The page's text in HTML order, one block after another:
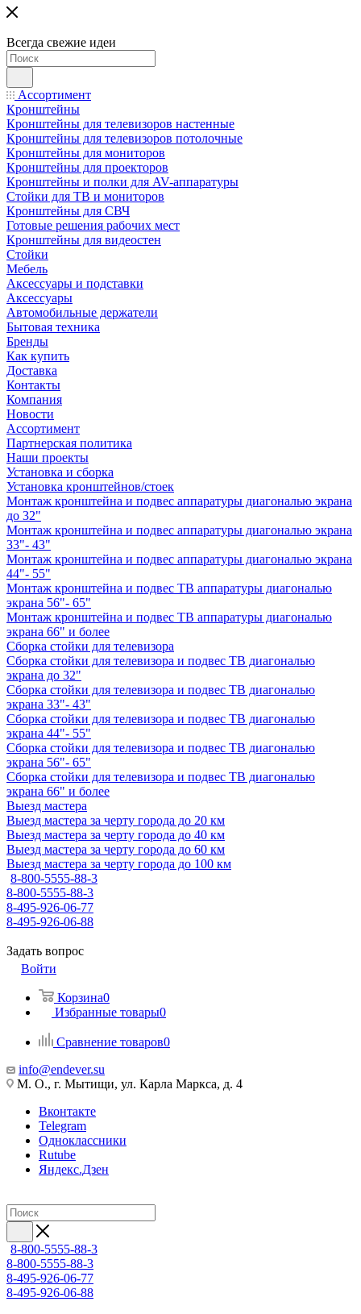
Всегда свежие идеи
Ассортимент
Кронштейны
Кронштейны для телевизоров настенные
Кронштейны для телевизоров потолочные
Кронштейны для мониторов
Кронштейны для проекторов
Кронштейны и полки для AV-аппаратуры
Стойки для ТВ и мониторов
Кронштейны для СВЧ
Готовые решения рабочих мест
Кронштейны для видеостен
Стойки
Мебель
Аксессуары и подставки
Аксессуары
Автомобильные держатели
Бытовая техника
Бренды
Как купить
Доставка
Контакты
Компания
Новости
Ассортимент
Партнерская политика
Наши проекты
Установка и сборка
Установка кронштейнов/стоек
Монтаж кронштейна и подвес аппаратуры диагональю экрана
до 32"
Монтаж кронштейна и подвес аппаратуры диагональю экрана
33"- 43"
Монтаж кронштейна и подвес аппаратуры диагональю экрана
44"- 55"
Монтаж кронштейна и подвес ТВ аппаратуры диагональю
экрана 56"- 65"
Монтаж кронштейна и подвес ТВ аппаратуры диагональю
экрана 66" и более
Сборка стойки для телевизора
Сборка стойки для телевизора и подвес ТВ диагональю
экрана до 32"
Сборка стойки для телевизора и подвес ТВ диагональю
экрана 33"- 43"
Сборка стойки для телевизора и подвес ТВ диагональю
экрана 44"- 55"
Сборка стойки для телевизора и подвес ТВ диагональю
экрана 56"- 65"
Сборка стойки для телевизора и подвес ТВ диагональю
экрана 66" и более
Выезд мастера
Выезд мастера за черту города до 20 км
Выезд мастера за черту города до 40 км
Выезд мастера за черту города до 60 км
Выезд мастера за черту города до 100 км
8-800-5555-88-3
8-800-5555-88-3
8-495-926-06-77
8-495-926-06-88
Задать вопрос
Войти
Корзина0
Избранные товары0
Сравнение товаров0
info@endever.su
М. О., г. Мытищи, ул. Карла Маркса, д. 4
Вконтакте
Telegram
Одноклассники
Rutube
Яндекс.Дзен
8-800-5555-88-3
8-800-5555-88-3
8-495-926-06-77
8-495-926-06-88